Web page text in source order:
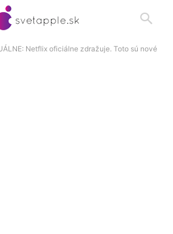
Netflix oficiálne zdražuje. Toto sú nové